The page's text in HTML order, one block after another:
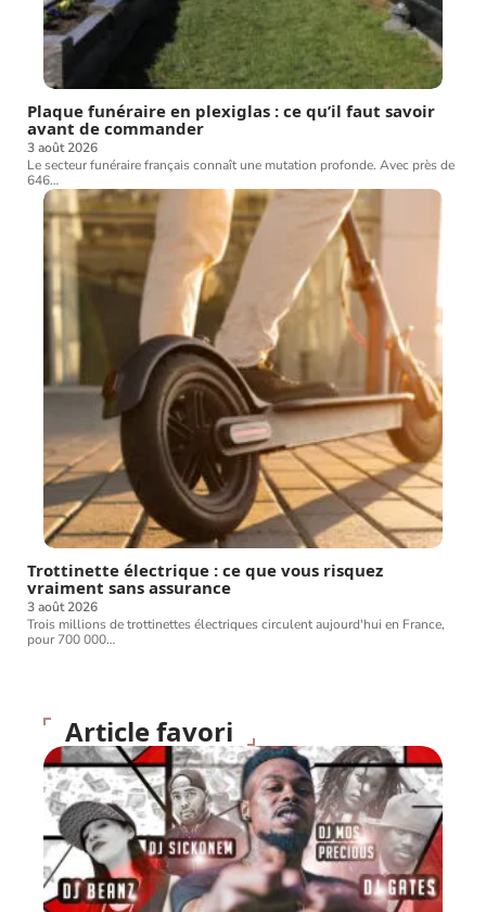
Plaque funéraire en plexiglas : ce qu’il faut savoir
avant de commander
3 août 2026
Le secteur funéraire français connaît une mutation profonde. Avec près de
646…
Trottinette électrique : ce que vous risquez
vraiment sans assurance
3 août 2026
Trois millions de trottinettes électriques circulent aujourd'hui en France,
pour 700 000…
Article favori